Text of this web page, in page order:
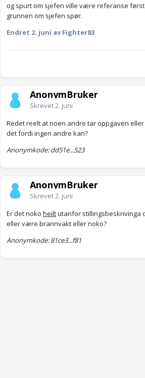
Anonymkode: a5d44...bb3
og spurt om sjefen ville være referanse først
grunnen om sjefen spør.
Endret 2. juni av Fighter83
AnonymBruker
Skrevet2. juni
Redet reelt at noen andre tar oppgaven
det fordi ingen andre kan?
Anonymkode: dd51e...523
AnonymBruker
Skrevet2. juni
Er det noko heiltutanfor stillingsbeskrivinga
eller være brannvakt eller noko?
Anonymkode: 81ce3...f81